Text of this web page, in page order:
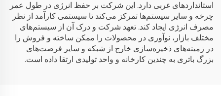
استانداردهای غربی دارد. این شرکت بر حفظ انرژی در طول عمر
چرخه و سایر سیستم‌ها تمرکز می‌کند تا سیستمی کارآمد از نظر
مصرف انرژی ایجاد کند. تعهد شرکت و درک آن از سیستم‌های
مختلف بازار، نوآوری در محصولات را ممکن ساخته و فروش را
در زمینه‌های ذخیره‌سازی خارج از شبکه و سایر فرصت‌های
بزرگ باتری به چندین کارخانه و واحد تولیدی ارتقا داده است.